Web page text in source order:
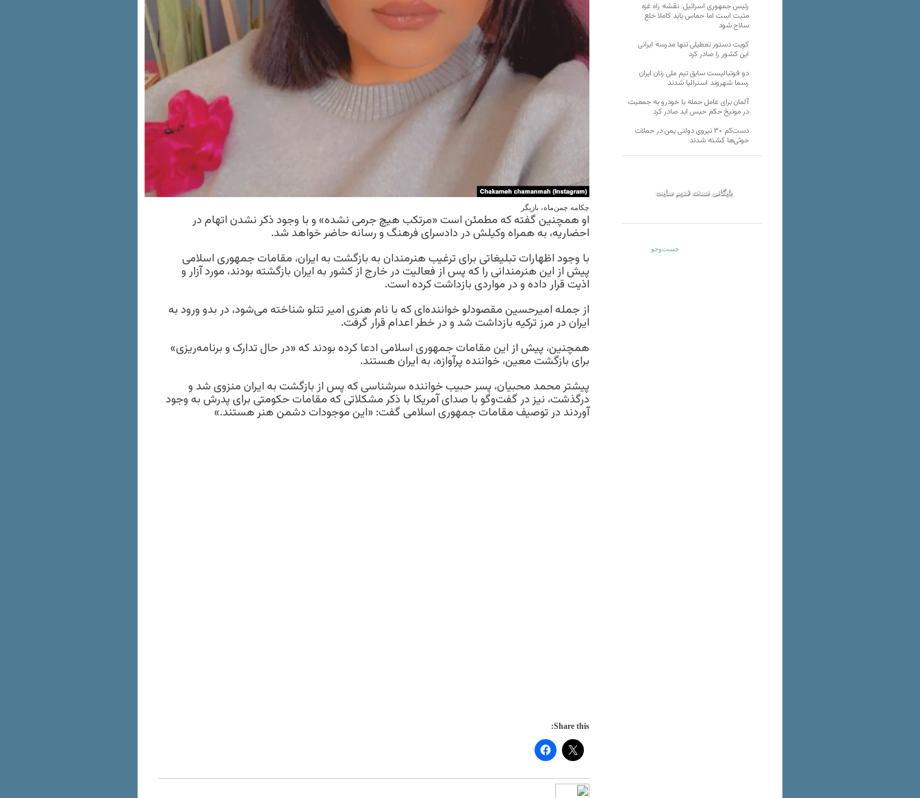
چکامه چمن‌ماه، بازیگر
او همچنین گفته که مطمئن است «مرتکب هیچ جرمی نشده» و با وجود ذکر نشدن اتهام در
احضاریه، به همراه وکیلش در دادسرای فرهنگ و رسانه حاضر خواهد شد.
با وجود اظهارات تبلیغاتی برای ترغیب هنرمندان به بازگشت به ایران، مقامات جمهوری اسلامی
پیش از این هنرمندانی را که پس از فعالیت در خارج از کشور به ایران بازگشته بودند، مورد آزار و
اذیت قرار داده و در مواردی بازداشت کرده است.
از جمله امیرحسین مقصودلو خواننده‌ای که با نام هنری امیر تتلو شناخته می‌شود، در بدو ورود به
ایران در مرز ترکیه بازداشت شد و در خطر اعدام قرار گرفت.
همچنین، پیش از این مقامات جمهوری اسلامی ادعا کرده بودند که «در حال تدارک و برنامه‌ریزی»
برای بازگشت معین، خواننده پرآوازه، به ایران هستند.
پیشتر محمد محبیان، پسر حبیب خواننده سرشناسی که پس از بازگشت به ایران منزوی شد و
درگذشت، نیز در گفت‌وگو با صدای آمریکا با ذکر مشکلاتی که مقامات حکومتی برای پدرش به وجود
آوردند در توصیف مقامات جمهوری اسلامی گفت: «این موجودات دشمن هنر هستند.»
Share this:
رئیس‌ جمهوری اسرائیل: نقشه راه غزه
مثبت است اما حماس باید کاملا خلع
سلاح شود
کویت دستور تعطیلی تنها مدرسه ایرانی
این کشور را صادر کرد
دو فوتبالیست سابق تیم ملی زنان ایران
رسما شهروند استرالیا شدند
آلمان برای عامل حمله با خودرو به جمعیت
در مونیخ حکم حبس ابد صادر کرد
دست‌کم ۳۰ نیروی دولتی یمن در حملات
حوثی‌ها کشته شدند
بایگانی نسخه قدیم سایت